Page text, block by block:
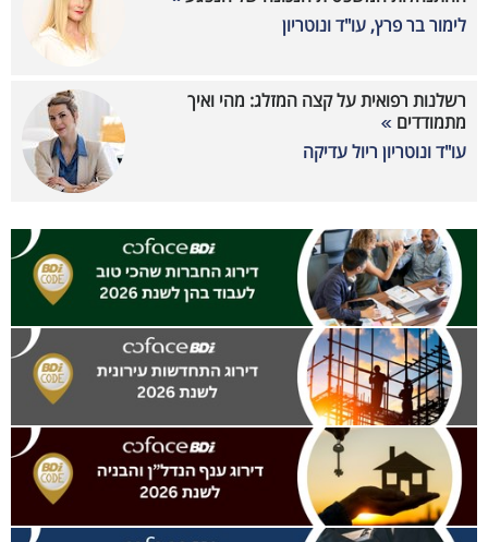
לימור בר פרץ, עו"ד ונוטריון
רשלנות רפואית על קצה המזלג: מהי ואיך
מתמודדים
עו"ד ונוטריון ריול עדיקה